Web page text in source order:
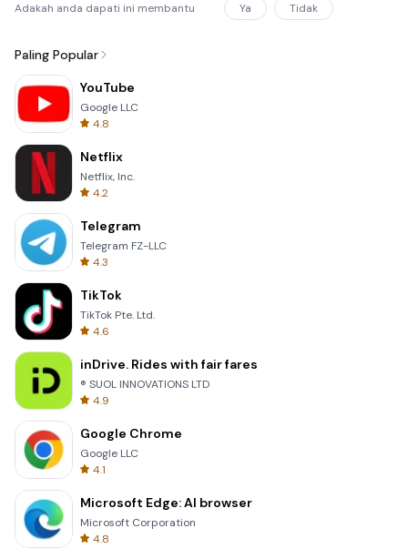
Adakah anda dapati ini membantu Ya Tidak
Paling Popular
YouTube
Google LLC
4.8
Netflix
Netflix, Inc.
4.2
Telegram
Telegram FZ-LLC
4.3
TikTok
TikTok Pte. Ltd.
4.6
inDrive. Rides with fair fares
® SUOL INNOVATIONS LTD
4.9
Google Chrome
Google LLC
4.1
Microsoft Edge: AI browser
Microsoft Corporation
4.8